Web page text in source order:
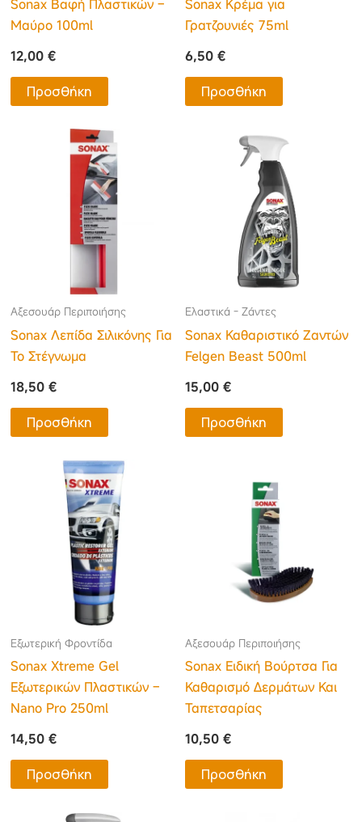
Sonax Βαφή Πλαστικών –
Μαύρο 100ml
12,00€
Προσθήκη
Sonax Κρέμα για
Γρατζουνιές 75ml
6,50 €
Προσθήκη
Αξεσουάρ Περιποιήσης
Sonax Λεπίδα Σιλικόνης Για
Το Στέγνωμα
18,50€
Προσθήκη
Ελαστικά - Ζάντες
Sonax Καθαριστικό Ζαντών
Felgen Beast 500ml
15,00 €
Προσθήκη
Εξωτερική Φροντίδα
Sonax Xtreme Gel
Εξωτερικών Πλαστικών –
Nano Pro 250ml
14,50€
Προσθήκη
Αξεσουάρ Περιποιήσης
Sonax Ειδική Βούρτσα Για
Καθαρισμό Δερμάτων Και
Ταπετσαρίας
10,50 €
Προσθήκη